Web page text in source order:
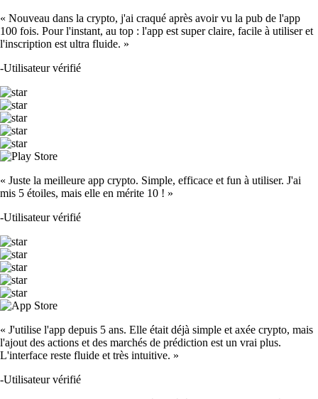
« Nouveau dans la crypto, j'ai craqué après avoir vu la pub de l'app
100 fois. Pour l'instant, au top : l'app est super claire, facile à utiliser et
l'inscription est ultra fluide. »
-Utilisateur vérifié
« Juste la meilleure app crypto. Simple, efficace et fun à utiliser. J'ai
mis 5 étoiles, mais elle en mérite 10 ! »
-Utilisateur vérifié
« J'utilise l'app depuis 5 ans. Elle était déjà simple et axée crypto, mais
l'ajout des actions et des marchés de prédiction est un vrai plus.
L'interface reste fluide et très intuitive. »
-Utilisateur vérifié